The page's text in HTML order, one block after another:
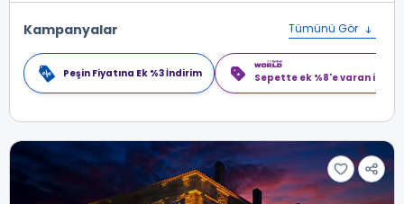
Kampanyalar Tümünü Gör
Peşin Fiyatına Ek %3 İndirim Sepette ek %8'e varan